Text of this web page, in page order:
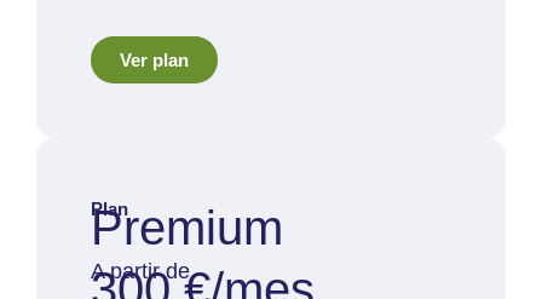
Ver plan
Plan
Premium
A partir de